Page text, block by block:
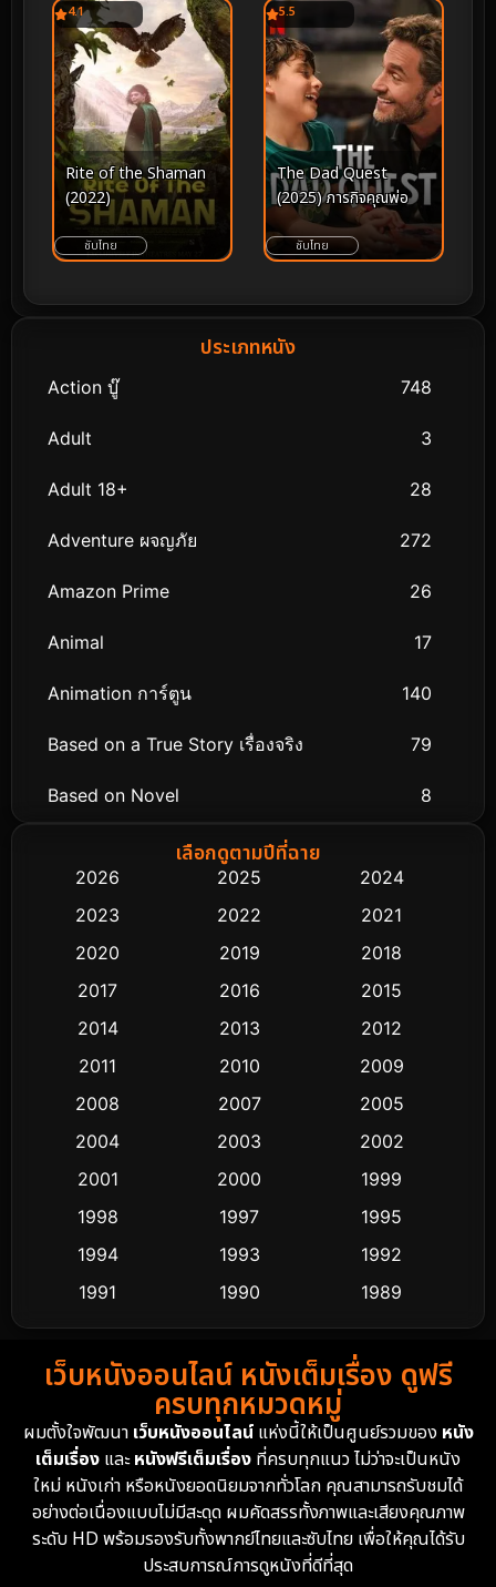
4.1
Rite of the Shaman
(2022)
ซับไทย
5.5
The Dad Quest
(2025) ภารกิจคุณพ่อ
ซับไทย
ประเภทหนัง
Action บู๊ 748
Adult 3
Adult 18+ 28
Adventure ผจญภัย 272
Amazon Prime 26
Animal 17
Animation การ์ตูน 140
Based on a True Story เรื่องจริง 79
Based on Novel 8
Biography ชีวิตจริง
Classic หนังคลาสสิก
Comedy ตลก 435
Crime อาชญากรรม
Cult Film
Dance เต้น
Detective สืบสวน
Detective สืบสวน
Disney+ 4
Documentary สารคดี 94
Drama ดราม่า
เลือกดูตามปีที่ฉาย
2026 2025
2024
2023
2022
2021
2020
2019
2018
2017
2016
2015
2014
2013
2012
2011
2010
2009
2008
2007
2005
2004
2003
2002
2001
2000
1999
1998
1997
1995
1994
1993
1992
1991
1990
1989
1988
1986
1985
1983
1982
1981
1974
1962
เว็บหนังออนไลน์ หนังเต็มเรื่อง ดูฟรี
ครบทุกหมวดหมู่
ผมตั้งใจพัฒนา เว็บหนังออนไลน์แห่งนี้ให้เป็นศูนย์รวมของ หนัง
เต็มเรื่อง และหนังฟรีเต็มเรื่อง ที่ครบทุกแนว ไม่ว่าจะเป็นหนัง
ใหม่ หนังเก่า หรือหนังยอดนิยมจากทั่วโลก คุณสามารถรับชมได้
อย่างต่อเนื่องแบบไม่มีสะดุด ผมคัดสรรทั้งภาพและเสียงคุณภาพ
ระดับ HD พร้อมรองรับทั้งพากย์ไทยและซับไทย เพื่อให้คุณได้รับ
ประสบการณ์การดูหนังที่ดีที่สุด